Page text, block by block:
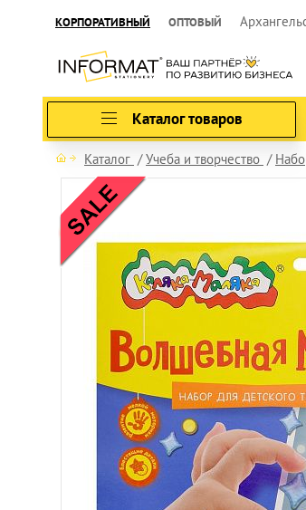
КОРПОРАТИВНЫЙ ОПТОВЫЙ
Каталог товаров
Каталог Учеба и творчество